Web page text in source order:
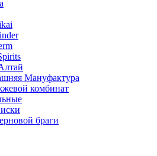
Мануфактура
комбинат
браги